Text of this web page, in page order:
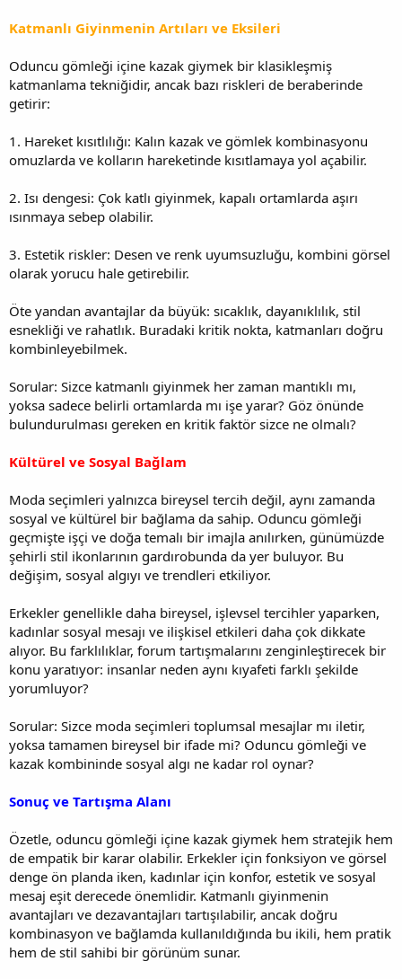
Katmanlı Giyinmenin Artıları ve Eksileri
Oduncu gömleği içine kazak giymek bir klasikleşmiş
katmanlama tekniğidir, ancak bazı riskleri de beraberinde
getirir:
1. Hareket kısıtlılığı: Kalın kazak ve gömlek kombinasyonu
omuzlarda ve kolların hareketinde kısıtlamaya yol açabilir.
2. Isı dengesi: Çok katlı giyinmek, kapalı ortamlarda aşırı
ısınmaya sebep olabilir.
3. Estetik riskler: Desen ve renk uyumsuzluğu, kombini görsel
olarak yorucu hale getirebilir.
Öte yandan avantajlar da büyük: sıcaklık, dayanıklılık, stil
esnekliği ve rahatlık. Buradaki kritik nokta, katmanları doğru
kombinleyebilmek.
Sorular: Sizce katmanlı giyinmek her zaman mantıklı mı,
yoksa sadece belirli ortamlarda mı işe yarar? Göz önünde
bulundurulması gereken en kritik faktör sizce ne olmalı?
Kültürel ve Sosyal Bağlam
Moda seçimleri yalnızca bireysel tercih değil, aynı zamanda
sosyal ve kültürel bir bağlama da sahip. Oduncu gömleği
geçmişte işçi ve doğa temalı bir imajla anılırken, günümüzde
şehirli stil ikonlarının gardırobunda da yer buluyor. Bu
değişim, sosyal algıyı ve trendleri etkiliyor.
Erkekler genellikle daha bireysel, işlevsel tercihler yaparken,
kadınlar sosyal mesajı ve ilişkisel etkileri daha çok dikkate
alıyor. Bu farklılıklar, forum tartışmalarını zenginleştirecek bir
konu yaratıyor: insanlar neden aynı kıyafeti farklı şekilde
yorumluyor?
Sorular: Sizce moda seçimleri toplumsal mesajlar mı iletir,
yoksa tamamen bireysel bir ifade mi? Oduncu gömleği ve
kazak kombininde sosyal algı ne kadar rol oynar?
Sonuç ve Tartışma Alanı
Özetle, oduncu gömleği içine kazak giymek hem stratejik hem
de empatik bir karar olabilir. Erkekler için fonksiyon ve görsel
denge ön planda iken, kadınlar için konfor, estetik ve sosyal
mesaj eşit derecede önemlidir. Katmanlı giyinmenin
avantajları ve dezavantajları tartışılabilir, ancak doğru
kombinasyon ve bağlamda kullanıldığında bu ikili, hem pratik
hem de stil sahibi bir görünüm sunar.